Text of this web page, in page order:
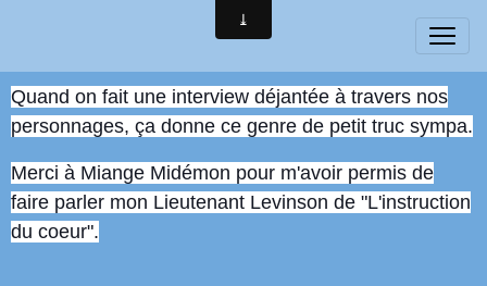
Quand on fait une interview déjantée à travers nos
personnages, ça donne ce genre de petit truc sympa.
Merci à Miange Midémon pour m'avoir permis de
faire parler mon Lieutenant Levinson de "L'instruction
du coeur".